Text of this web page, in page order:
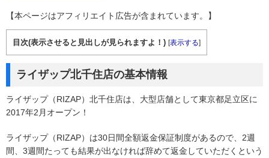
【本ページはアフィリエイト広告が含まれています。】
目次(表示させると見出しが見られますよ！) [表示する]
ライザップ北千住店の基本情報
ライザップ（RIZAP）北千住店は、大型店舗として東京都足立区に
2017年2月オープン！
ライザップ（RIZAP）は30日間全額返金保証制度があるので、2週
間、3週間たっても結果が出なければ辞めて返金していただくという